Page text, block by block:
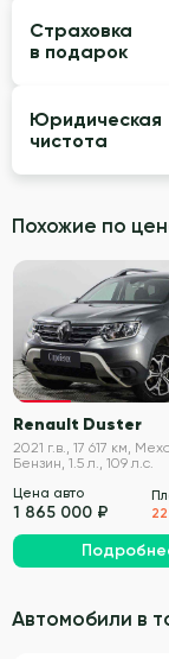
Страховка
в подарок
Юридическая
чистота
Похожие по
VIN
Renault Duster
2021 г.в., 17 617 км,
Бензин, 1.5 л., 109 л.с.
Цена авто
1 865 000 ₽
Автомобили в